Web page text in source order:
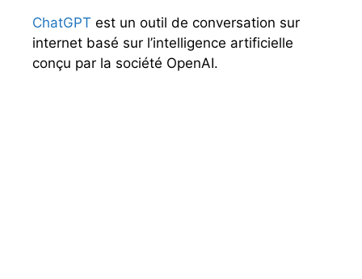
ChatGPT est un outil de conversation sur
internet basé sur l’intelligence artificielle
conçu par la société OpenAI.